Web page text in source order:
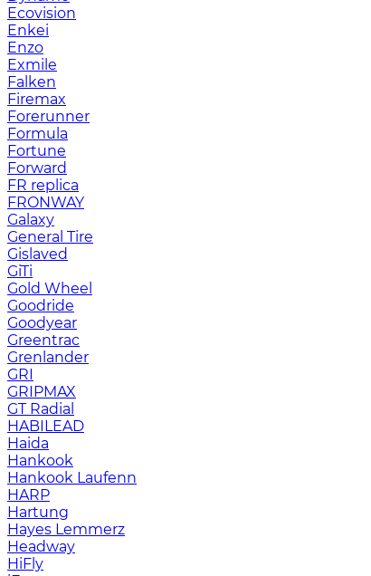
Ecovision
Enkei
Enzo
Exmile
Falken
Firemax
Forerunner
Formula
Fortune
Forward
FR replica
FRONWAY
Galaxy
General Tire
Gislaved
GiTi
Gold Wheel
Goodride
Goodyear
Greentrac
Grenlander
GRI
GRIPMAX
GT Radial
HABILEAD
Haida
Hankook
Hankook Laufenn
HARP
Hartung
Hayes Lemmerz
Headway
HiFly